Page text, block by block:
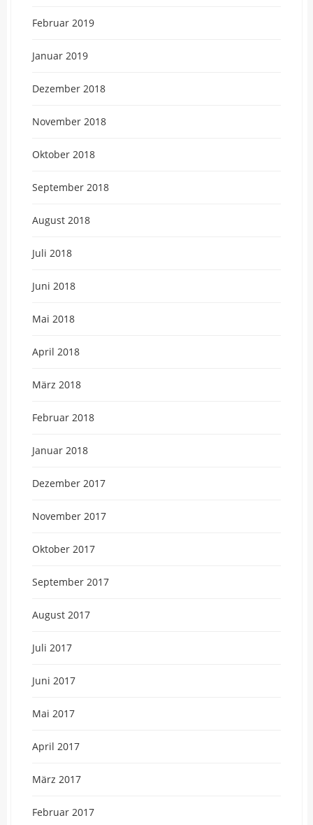
Februar 2019
Januar 2019
Dezember 2018
November 2018
Oktober 2018
September 2018
August 2018
Juli 2018
Juni 2018
Mai 2018
April 2018
März 2018
Februar 2018
Januar 2018
Dezember 2017
November 2017
Oktober 2017
September 2017
August 2017
Juli 2017
Juni 2017
Mai 2017
April 2017
März 2017
Februar 2017